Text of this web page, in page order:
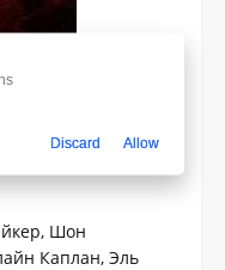
Шон
Каплан, Эль
Discard Allow